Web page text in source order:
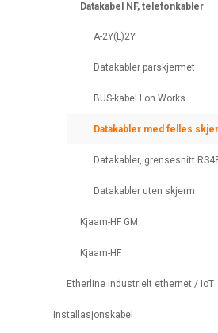
Datakabel NF, telefonkabler
A-2Y(L)2Y
Datakabler parskjermet
BUS-kabel Lon Works
Datakabler med felles
Datakabler, grensesnitt
Datakabler uten skjerm
Kjaam-HF GM
Kjaam-HF
Etherline industrielt ethernet / IoT
Installasjonskabel